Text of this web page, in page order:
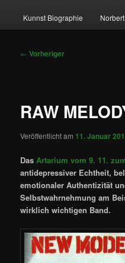
Kunnst Biographie
Beitragsnavigation
← Vorheriger
RAW
Veröffentlicht am 11. Januar
DasArtarium vom 9. 11.
antidepressiver Echtheit,
emotionaler Authentizität
Selbstwahrnehmung am
wirklich wichtigen Band.